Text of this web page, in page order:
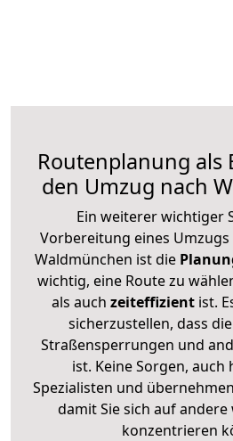
Routenplanung als
den Umzug nach
Ein weiterer wichtiger
Vorbereitung eines
Waldmünchen ist die
wichtig, eine Route zu
als auch zeiteffizientist.
sicherzustellen, dass
Straßensperrungen und
ist. Keine Sorgen,
Spezialisten und
damit Sie sich auf andere
konzentrieren